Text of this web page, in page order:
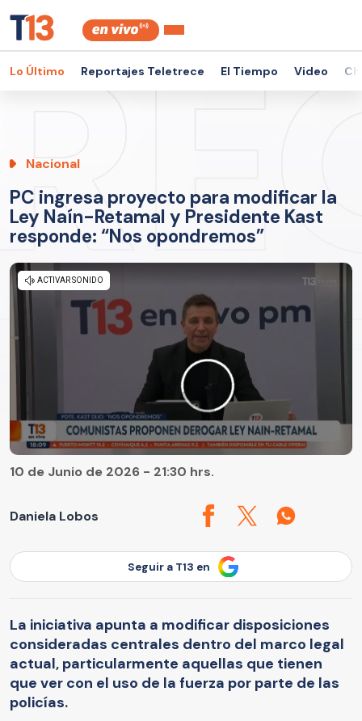
Lo Último Reportajes Teletrece El Tiempo Video
Nacional
PC ingresa proyecto para modificar la
Ley Naín-Retamal y Presidente Kast
responde: “Nos opondremos”
Daniela Lobos
10 de Junio de 2026 - 21:30 hrs.
Seguir a T13 en
La iniciativa apunta a modificar disposiciones
consideradas centrales dentro del marco legal
actual, particularmente aquellas que tienen
que ver con el uso de la fuerza por parte de las
policías.